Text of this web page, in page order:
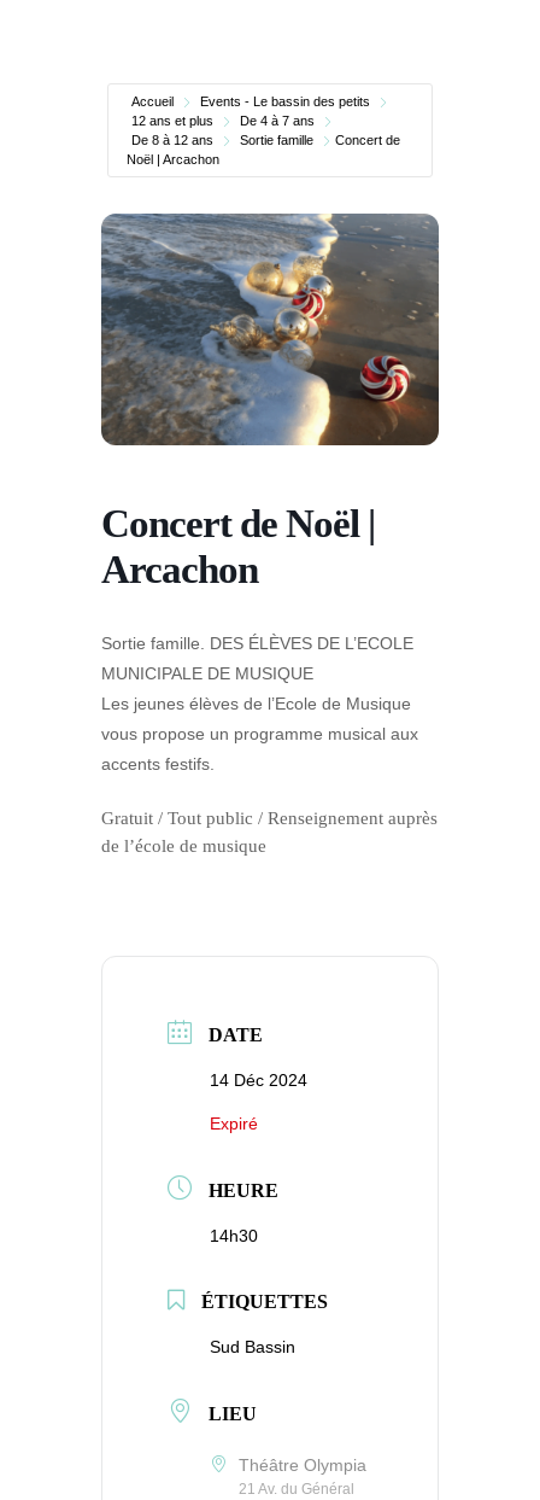
Accueil
Events - Le bassin des petits
12 ans et plus
De 4 à 7 ans
De 8 à 12 ans
Sortie famille
Concert de
Noël | Arcachon
Concert de Noël |
Arcachon
Sortie famille. DES ÉLÈVES DE L’ECOLE
MUNICIPALE DE MUSIQUE
Les jeunes élèves de l’Ecole de Musique
vous propose un programme musical aux
accents festifs.
Gratuit / Tout public / Renseignement auprès
de l’école de musique
DATE
14 Déc 2024
Expiré
HEURE
14h30
ÉTIQUETTES
Sud Bassin
LIEU
Théâtre Olympia
21 Av. du Général